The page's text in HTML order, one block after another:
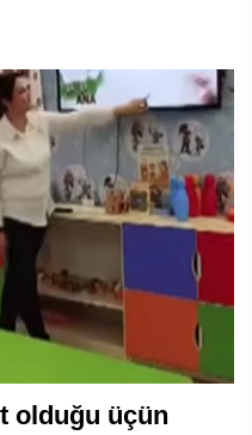
olduğu üçün